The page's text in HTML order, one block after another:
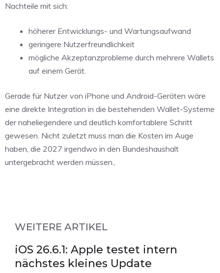
Nachteile mit sich:
höherer Entwicklungs- und Wartungsaufwand
geringere Nutzerfreundlichkeit
mögliche Akzeptanzprobleme durch mehrere Wallets
auf einem Gerät.
Gerade für Nutzer von iPhone und Android-Geräten wäre
eine direkte Integration in die bestehenden Wallet-Systeme
der naheliegendere und deutlich komfortablere Schritt
gewesen. Nicht zuletzt muss man die Kosten im Auge
haben, die 2027 irgendwo in den Bundeshaushalt
untergebracht werden müssen.,
WEITERE ARTIKEL
iOS 26.6.1: Apple testet intern
nächstes kleines Update